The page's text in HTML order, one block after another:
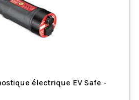
électrique EV Safe -